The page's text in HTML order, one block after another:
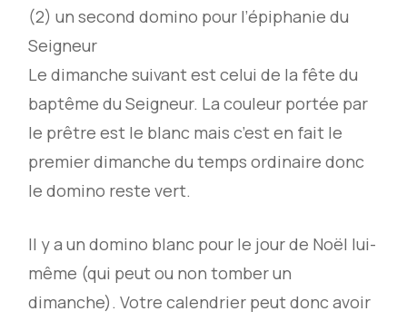
(2) un second domino pour l’épiphanie du
Seigneur
Le dimanche suivant est celui de la fête du
baptême du Seigneur. La couleur portée par
le prêtre est le blanc mais c’est en fait le
premier dimanche du temps ordinaire donc
le domino reste vert.
Il y a un domino blanc pour le jour de Noël lui-
même (qui peut ou non tomber un
dimanche). Votre calendrier peut donc avoir